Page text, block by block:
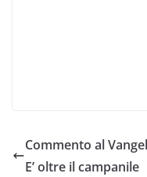
Commento al
E’ oltre il campanile